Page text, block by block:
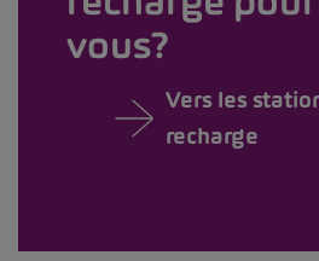
vous?
Vers les
recharge